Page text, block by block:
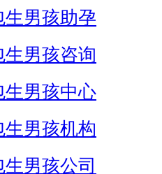
生男孩助孕
生男孩咨询
生男孩中心
生男孩机构
男孩公司